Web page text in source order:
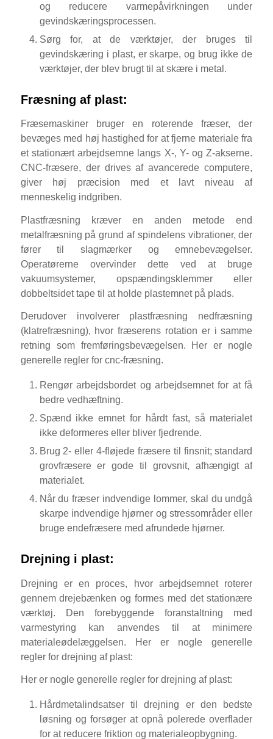
og reducere varmepåvirkningen under
gevindskæringsprocessen.
Sørg for, at de værktøjer, der bruges til
gevindskæring i plast, er skarpe, og brug ikke de
værktøjer, der blev brugt til at skære i metal.
Fræsning af plast:
Fræsemaskiner bruger en roterende fræser, der
bevæges med høj hastighed for at fjerne materiale fra
et stationært arbejdsemne langs X-, Y- og Z-akserne.
CNC-fræsere, der drives af avancerede computere,
giver høj præcision med et lavt niveau af
menneskelig indgriben.
Plastfræsning kræver en anden metode end
metalfræsning på grund af spindelens vibrationer, der
fører til slagmærker og emnebevægelser.
Operatørerne overvinder dette ved at bruge
vakuumsystemer, opspændingsklemmer eller
dobbeltsidet tape til at holde plastemnet på plads.
Derudover involverer plastfræsning nedfræsning
(klatrefræsning), hvor fræserens rotation er i samme
retning som fremføringsbevægelsen. Her er nogle
generelle regler for cnc-fræsning.
Rengør arbejdsbordet og arbejdsemnet for at få
bedre vedhæftning.
Spænd ikke emnet for hårdt fast, så materialet
ikke deformeres eller bliver fjedrende.
Brug 2- eller 4-fløjede fræsere til finsnit; standard
grovfræsere er gode til grovsnit, afhængigt af
materialet.
Når du fræser indvendige lommer, skal du undgå
skarpe indvendige hjørner og stressområder eller
bruge endefræsere med afrundede hjørner.
Drejning i plast:
Drejning er en proces, hvor arbejdsemnet roterer
gennem drejebænken og formes med det stationære
værktøj. Den forebyggende foranstaltning med
varmestyring kan anvendes til at minimere
materialeødelæggelsen. Her er nogle generelle
regler for drejning af plast:
Her er nogle generelle regler for drejning af plast:
Hårdmetalindsatser til drejning er den bedste
løsning og forsøger at opnå polerede overflader
for at reducere friktion og materialeopbygning.